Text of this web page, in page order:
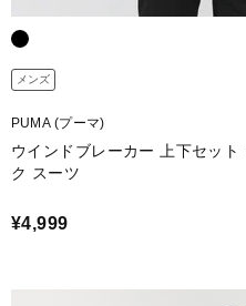
メンズ
PUMA (プーマ)
ウインドブレーカー 上下セット
ク スーツ
¥4,999